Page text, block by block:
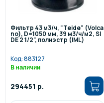
Фильтр 43 м3/ч, "Teide" (Volca
no), D=1050 мм, 39 м3/ч/м2, SI
DE 2 1/2", полиэстр (IML)
Код:883127
В наличии
294451 р.